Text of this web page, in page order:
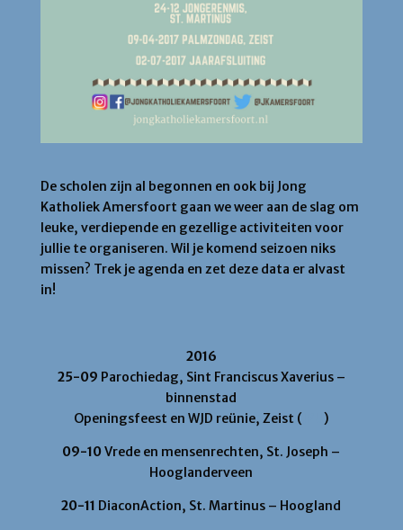
De scholen zijn al begonnen en ook bij Jong
Katholiek Amersfoort gaan we weer aan de slag om
leuke, verdiepende en gezellige activiteiten voor
jullie te organiseren. Wil je komend seizoen niks
missen? Trek je agenda en zet deze data er alvast
in!
2016
25-09 Parochiedag, Sint Franciscus Xaverius –
binnenstad
Openingsfeest en WJD reünie, Zeist (
)
09-10Vrede en mensenrechten, St. Joseph –
Hooglanderveen
20-11 DiaconAction, St. Martinus – Hoogland